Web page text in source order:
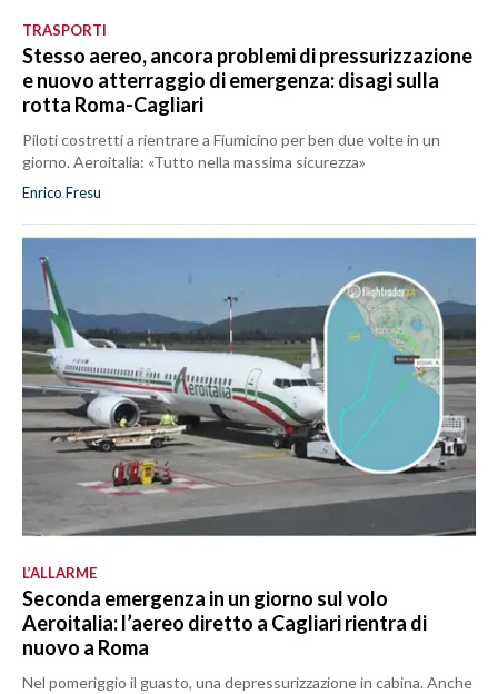
TRASPORTI
Stesso aereo, ancora problemi di pressurizzazione
e nuovo atterraggio di emergenza: disagi sulla
rotta Roma-Cagliari
Piloti costretti a rientrare a Fiumicino per ben due volte in un
giorno. Aeroitalia: «Tutto nella massima sicurezza»
Enrico Fresu
L’ALLARME
Seconda emergenza in un giorno sul volo
Aeroitalia: l’aereo diretto a Cagliari rientra di
nuovo a Roma
Nel pomeriggio il guasto, una depressurizzazione in cabina. Anche